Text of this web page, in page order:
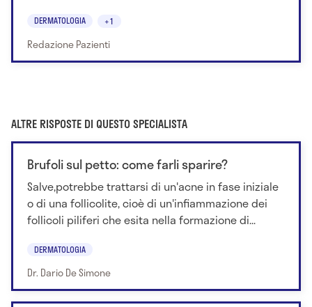
DERMATOLOGIA +1
Redazione Pazienti
ALTRE RISPOSTE DI QUESTO SPECIALISTA
Brufoli sul petto: come farli sparire?
Salve,potrebbe trattarsi di un'acne in fase iniziale
o di una follicolite, cioè di un'infiammazione dei
follicoli piliferi che esita nella formazione di...
DERMATOLOGIA
Dr. Dario De Simone